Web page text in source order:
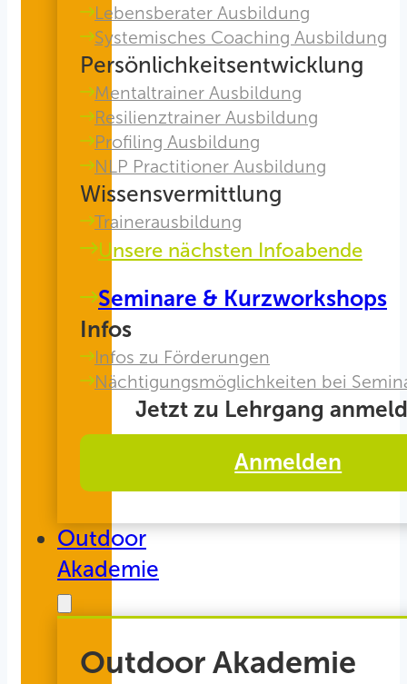
Lebensberater Ausbildung
Systemisches Coaching Ausbildung
Persönlichkeitsentwicklung
Mentaltrainer Ausbildung
Resilienztrainer Ausbildung
Profiling Ausbildung
NLP Practitioner Ausbildung
Wissensvermittlung
Trainerausbildung
Unsere nächsten Infoabende
Seminare & Kurzworkshops
Infos
Infos zu Förderungen
Nächtigungsmöglichkeiten bei
Jetzt zu Lehrgang
Anmelden
Outdoor
Akademie
Outdoor Akademie